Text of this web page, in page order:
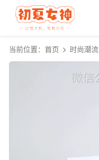
当前位置： 首页 时尚潮流